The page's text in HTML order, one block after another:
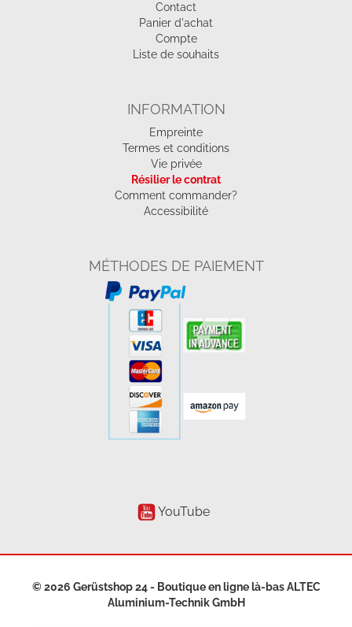
Contact
Panier d'achat
Compte
Liste de souhaits
INFORMATION
Empreinte
Termes et conditions
Vie privée
Résilier le contrat
Comment commander?
Accessibilité
MÉTHODES DE PAIEMENT
YouTube
© 2026 Gerüstshop 24 - Boutique en ligne là-basALTEC
Aluminium-Technik GmbH